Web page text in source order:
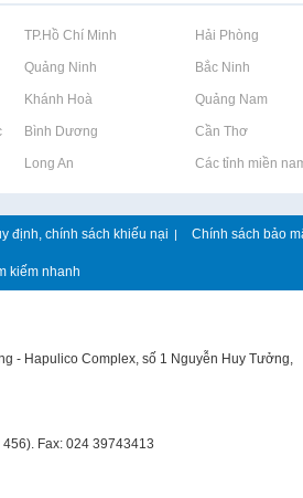
tại TP.Hồ Chí Minh Rao vặt tại Hải Phòng
tại Quảng Ninh Rao vặt tại Bắc Ninh
tại Khánh Hoà Rao vặt tại Quảng Nam
tại Bình Dương Rao vặt tại Cần Thơ
tại Long An Rao vặt tại Các tỉnh miền
định, chính sách khiếu nại | Chính sách bảo
kiếm nhanh
- Hapulico Complex, số 1 Nguyễn Huy Tưởng,
Fax: 024 39743413